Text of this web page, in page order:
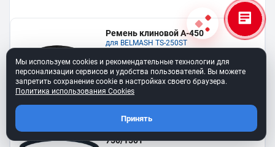
Ремень клиновой A-450
для BELMASH TS-250SТ
550 ₽
В корзину
Ремень 6PJ610 для BELMASH BJM-
750/150T
Мы используем cookies и рекомендательные технологии для
персонализации сервисов и удобства пользователей. Вы можете
запретить сохранение cookie в настройках своего браузера.
Политика использования Cookies
Принять